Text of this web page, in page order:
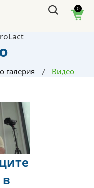
0
галерия Видео
в